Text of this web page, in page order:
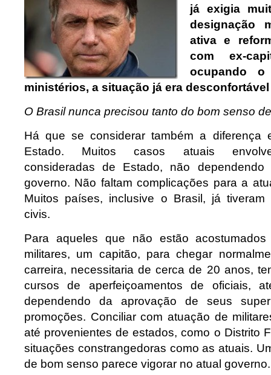
já exigia
designação
ativa e
com ex-
ocupando
ministérios, a situação já era
O Brasil nunca precisou tanto do bom senso
Há que se considerar também a diferença
Estado. Muitos casos atuais
consideradas de Estado, não
governo. Não faltam complicações para a
Muitos países, inclusive o Brasil, já tiveram
civis.
Para aqueles que não estão
militares, um capitão, para chegar
carreira, necessitaria de cerca de 20 anos,
cursos de aperfeiçoamentos de oficiais,
dependendo da aprovação de seus
promoções. Conciliar com atuação de
até provenientes de estados, como o Distrito
situações constrangedoras como as atuais.
de bom senso parece vigorar no atual governo.